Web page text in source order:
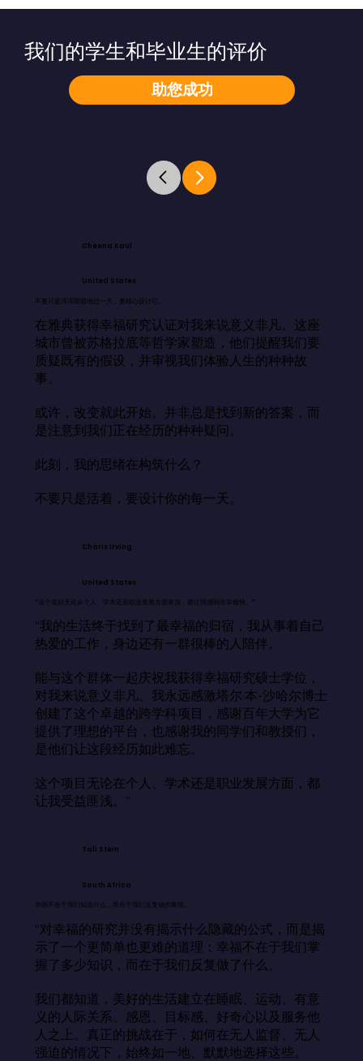
助您成功
我们的学生和毕业生的评价
Cheena Kaul
United States
不要只是浑浑噩噩地过一天，要精心设计它。
在雅典获得幸福研究认证对我来说意义非凡。这座
城市曾被苏格拉底等哲学家塑造，他们提醒我们要
质疑既有的假设，并审视我们体验人生的种种故
事。
或许，改变就此开始。并非总是找到新的答案，而
是注意到我们正在经历的种种疑问。
此刻，我的思绪在构筑什么？
不要只是活着，要设计你的每一天。
Charis Irving
United States
“这个项目无论从个人、学术还是职业发展方面来说，都让我感到非常愉快。”
“我的生活终于找到了最幸福的归宿，我从事着自己
热爱的工作，身边还有一群很棒的人陪伴。
能与这个群体一起庆祝我获得幸福研究硕士学位，
对我来说意义非凡。我永远感激塔尔·本-沙哈尔博士
创建了这个卓越的跨学科项目，感谢百年大学为它
提供了理想的平台，也感谢我的同学们和教授们，
是他们让这段经历如此难忘。
这个项目无论在个人、学术还是职业发展方面，都
让我受益匪浅。”
Tali Stein
South Africa
幸福不在于我们知道什么，而在于我们反复做的事情。
“对幸福的研究并没有揭示什么隐藏的公式，而是揭
示了一个更简单也更难的道理：幸福不在于我们掌
握了多少知识，而在于我们反复做了什么。
我们都知道，美好的生活建立在睡眠、运动、有意
义的人际关系、感恩、目标感、好奇心以及服务他
人之上。真正的挑战在于，如何在无人监督、无人
强迫的情况下，始终如一地、默默地选择这些。